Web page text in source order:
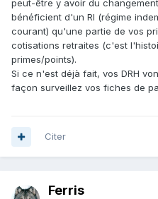
peut-être y avoir du
bénéficient d'un RI (régime
courant) qu'une partie de vos
cotisations retraites (c'est
primes/points).
Si ce n'est déjà fait, vos DRH
façon surveillez vos fiches de
Citer
Ferris